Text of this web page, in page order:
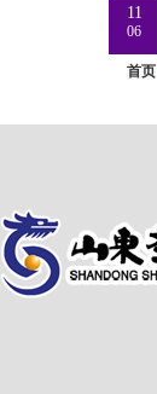
11
06
首页